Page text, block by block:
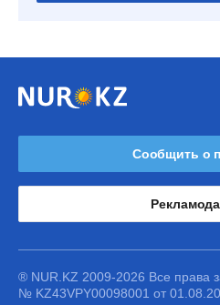
Сообщить о
® NUR.KZ 2009-2026 Все права
№ KZ43VPY00098001 от